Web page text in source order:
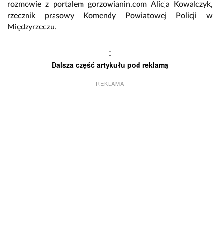
rozmowie z portalem gorzowianin.com Alicja Kowalczyk,
rzecznik prasowy Komendy Powiatowej Policji w
Międzyrzeczu.
↕
Dalsza część artykułu pod reklamą
REKLAMA